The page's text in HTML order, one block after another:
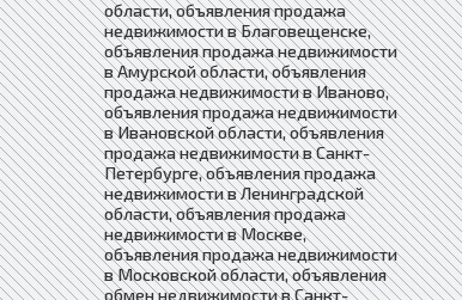
области, объявления продажа
недвижимости в Благовещенске,
объявления продажа недвижимости
в Амурской области, объявления
продажа недвижимости в Иваново,
объявления продажа недвижимости
в Ивановской области, объявления
продажа недвижимости в Санкт-
Петербурге, объявления продажа
недвижимости в Ленинградской
области, объявления продажа
недвижимости в Москве,
объявления продажа недвижимости
в Московской области, объявления
обмен недвижимости в Санкт-